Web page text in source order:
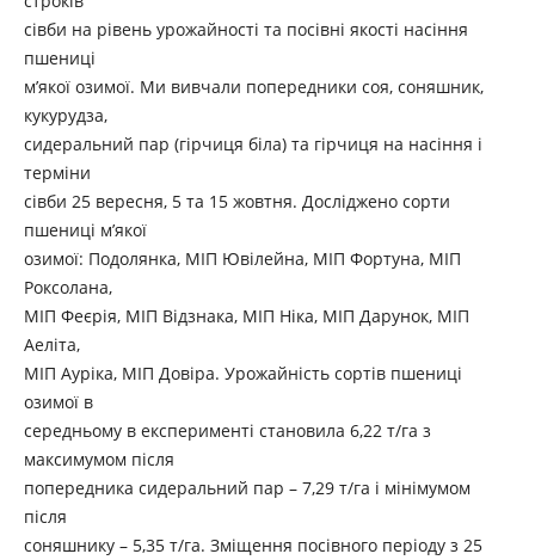
сівби на рівень урожайності та посівні якості насіння
пшениці
м’якої озимої. Ми вивчали попередники соя, соняшник,
кукурудза,
сидеральний пар (гірчиця біла) та гірчиця на насіння і
терміни
сівби 25 вересня, 5 та 15 жовтня. Досліджено сорти
пшениці м’якої
озимої: Подолянка, МІП Ювілейна, МІП Фортуна, МІП
Роксолана,
МІП Феєрія, МІП Відзнака, МІП Ніка, МІП Дарунок, МІП
Аеліта,
МІП Ауріка, МІП Довіра. Урожайність сортів пшениці
озимої в
середньому в експерименті становила 6,22 т/га з
максимумом після
попередника сидеральний пар – 7,29 т/га і мінімумом
після
соняшнику – 5,35 т/га. Зміщення посівного періоду з 25